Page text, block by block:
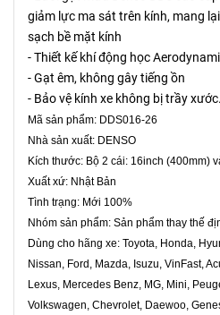
giảm lực ma sát trên kính, mang
sạch bề mặt kính
- Thiết kế khí động học
- Gạt êm, không gây tiếng ồn
- Bảo vệ kính xe không bị trầy xước.
Mã sản phẩm: DDS016-26
Nhà sản xuất: DENSO
Kích thước: Bộ 2 cái: 16inch (400mm)
Xuất xứ: Nhật Bản
Tình trạng: Mới 100%
Nhóm sản phẩm: Sản phẩm thay thế
Dùng cho hãng xe: Toyota, Honda,
Nissan, Ford, Mazda, Isuzu, VinFast,
Lexus, Mercedes Benz, MG, Mini,
Volkswagen, Chevrolet, Daewoo,